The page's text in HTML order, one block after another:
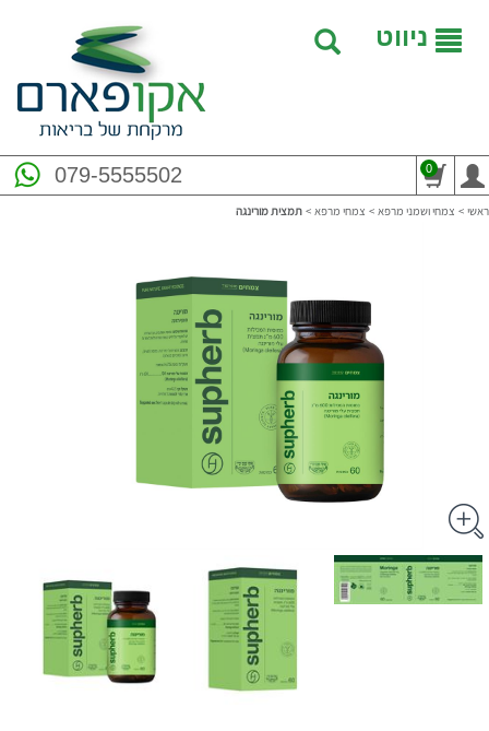
ניווט
079-5555502 0
ראשי > צמחי ושמני מרפא > צמחי מרפא > תמצית מורינגה